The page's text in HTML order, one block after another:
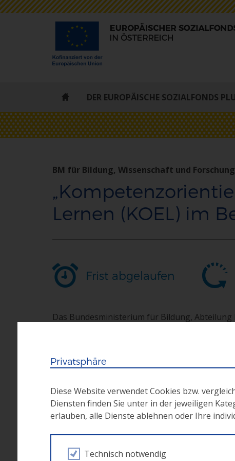
ESF
STARTSEITE
DER EUROPÄISCHE SOZIALFONDS
BM für Bildung, Wissenschaft und Forschung
Lernen (KOEL) im
Frist abgelaufen
Das Bundesministerium für Bildung,
Ziel ist die Durchführung einer ganzjährigen
Projektlaufzeit:04.09.2017 – 31.08.2018
Weitere Informationen
Privatsphäre
Diese Website verwendet Cookies bzw.
Diensten finden Sie unter in der jeweiligen
erlauben, alle Dienste ablehnen oder Ihre
Technisch notwendig